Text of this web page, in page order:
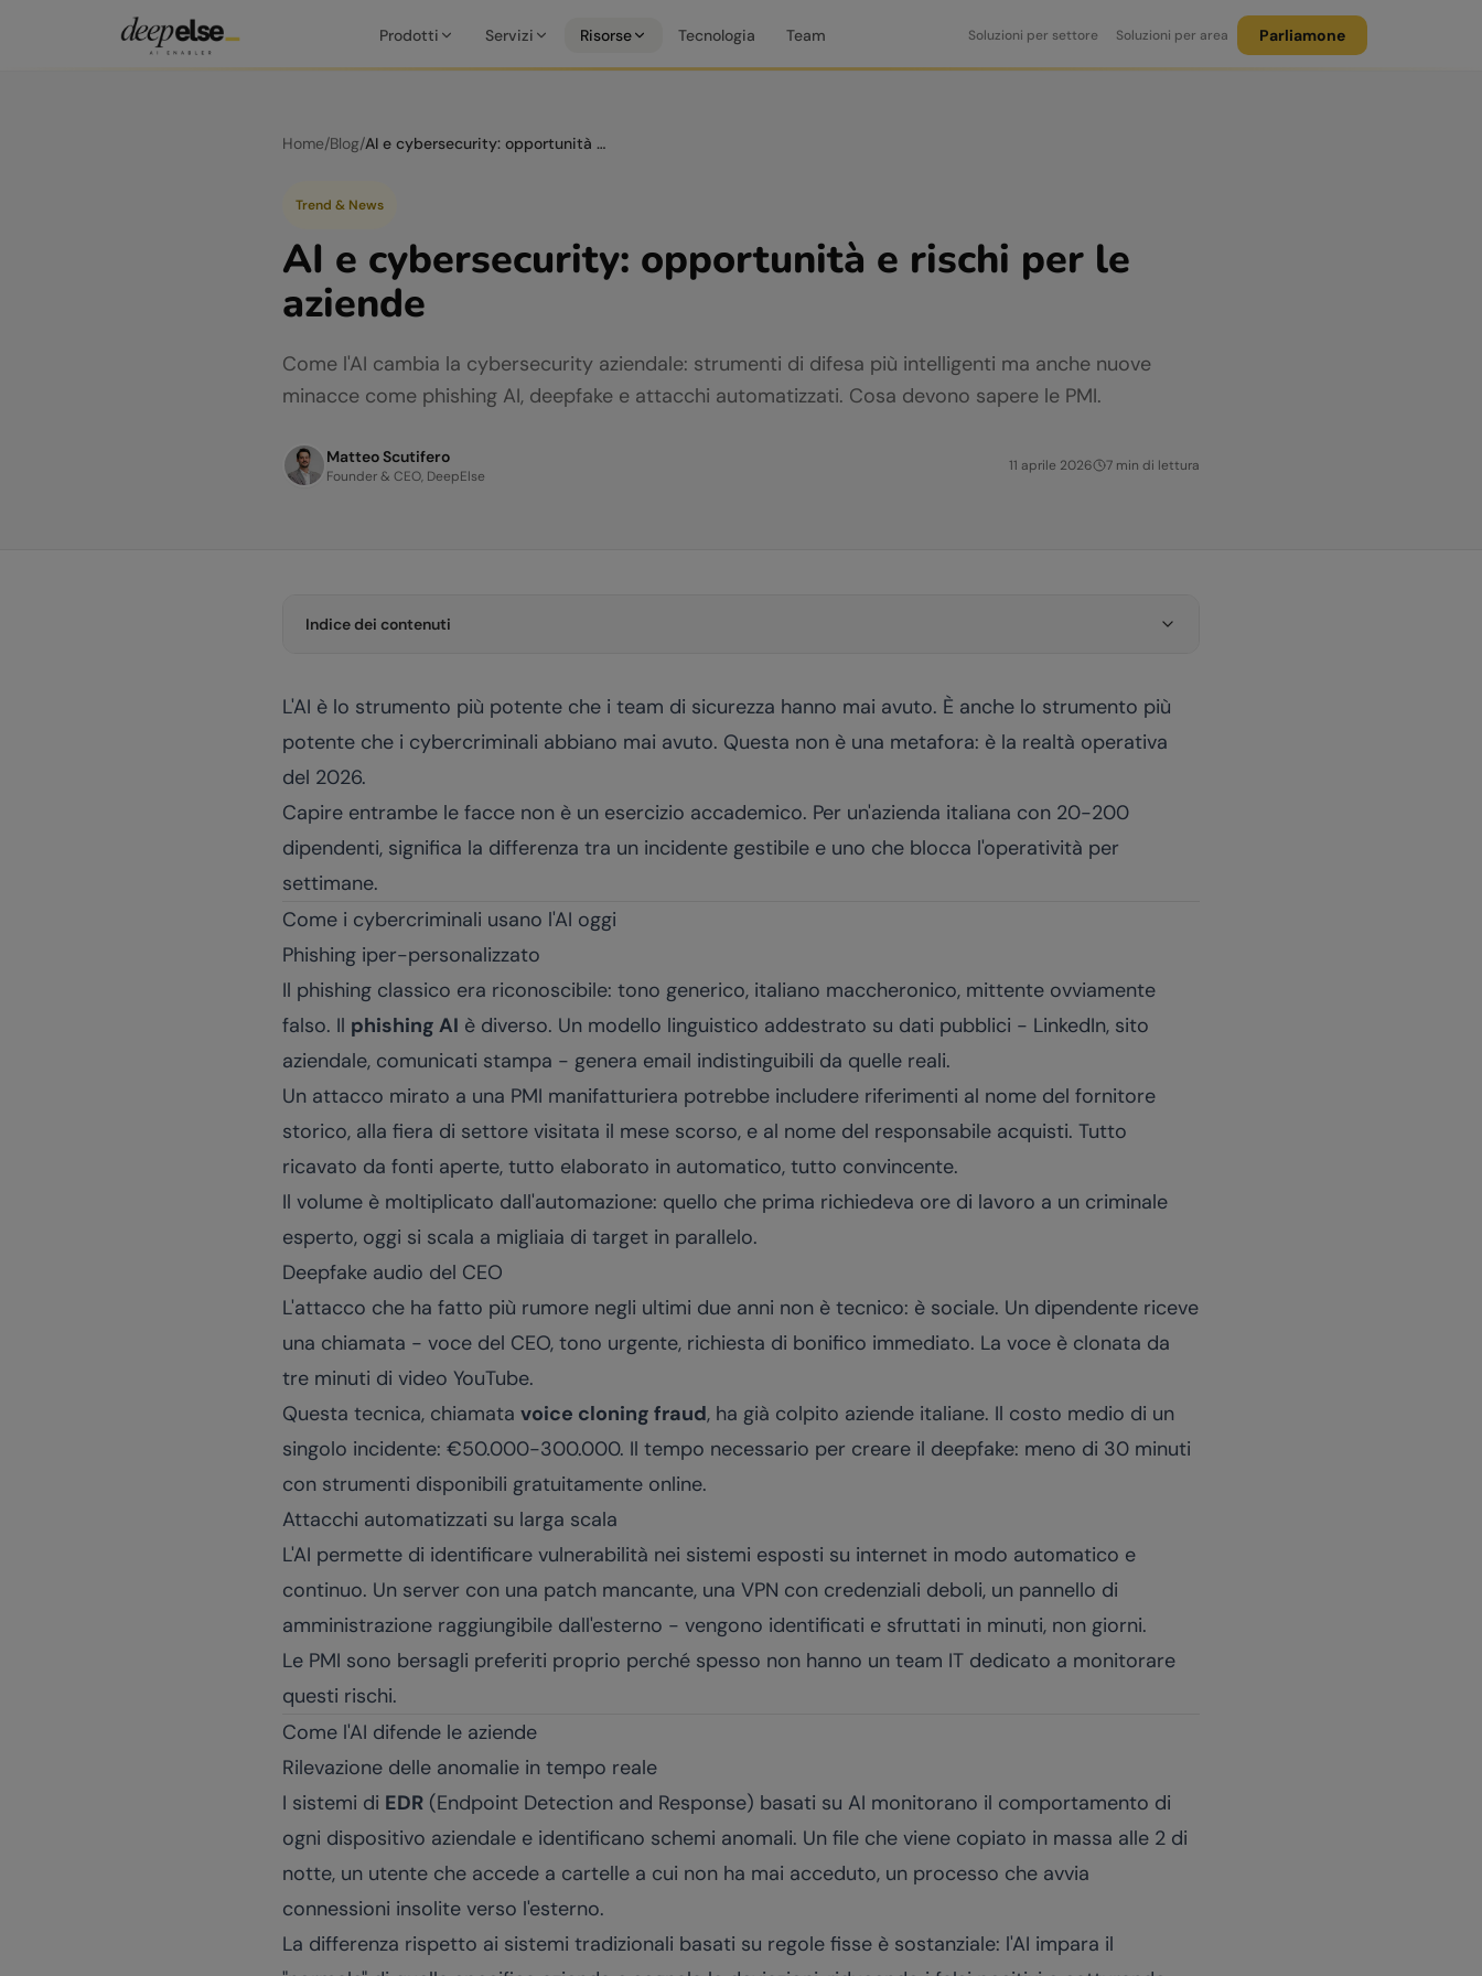
Prodotti Servizi Risorse Tecnologia Team Soluzioni per settore Soluzioni per area Parliamone
Home/Blog/ AI e cybersecurity: opportunità e rischi per le aziende
Trend & News
AI e cybersecurity: opportunità e rischi per le
aziende
Come l'AI cambia la cybersecurity aziendale: strumenti di difesa più intelligenti ma anche nuove
minacce come phishing AI, deepfake e attacchi automatizzati. Cosa devono sapere le PMI.
Matteo Scutifero
Founder & CEO, DeepElse
11 aprile 2026 7 min di lettura
Indice dei contenuti
L'AI è lo strumento più potente che i team di sicurezza hanno mai avuto. È anche lo strumento più
potente che i cybercriminali abbiano mai avuto. Questa non è una metafora: è la realtà operativa
del 2026.
Capire entrambe le facce non è un esercizio accademico. Per un'azienda italiana con 20-200
dipendenti, significa la differenza tra un incidente gestibile e uno che blocca l'operatività per
settimane.
Come i cybercriminali usano l'AI oggi
Phishing iper-personalizzato
Il phishing classico era riconoscibile: tono generico, italiano maccheronico, mittente ovviamente
falso. Il phishing AI è diverso. Un modello linguistico addestrato su dati pubblici - LinkedIn, sito
aziendale, comunicati stampa - genera email indistinguibili da quelle reali.
Un attacco mirato a una PMI manifatturiera potrebbe includere riferimenti al nome del fornitore
storico, alla fiera di settore visitata il mese scorso, e al nome del responsabile acquisti. Tutto
ricavato da fonti aperte, tutto elaborato in automatico, tutto convincente.
Il volume è moltiplicato dall'automazione: quello che prima richiedeva ore di lavoro a un criminale
esperto, oggi si scala a migliaia di target in parallelo.
Deepfake audio del CEO
L'attacco che ha fatto più rumore negli ultimi due anni non è tecnico: è sociale. Un dipendente riceve
una chiamata - voce del CEO, tono urgente, richiesta di bonifico immediato. La voce è clonata da
tre minuti di video YouTube.
Questa tecnica, chiamata voice cloning fraud, ha già colpito aziende italiane. Il costo medio di un
singolo incidente: €50.000-300.000. Il tempo necessario per creare il deepfake: meno di 30 minuti
con strumenti disponibili gratuitamente online.
Attacchi automatizzati su larga scala
L'AI permette di identificare vulnerabilità nei sistemi esposti su internet in modo automatico e
continuo. Un server con una patch mancante, una VPN con credenziali deboli, un pannello di
amministrazione raggiungibile dall'esterno - vengono identificati e sfruttati in minuti, non giorni.
Le PMI sono bersagli preferiti proprio perché spesso non hanno un team IT dedicato a monitorare
questi rischi.
Come l'AI difende le aziende
Rilevazione delle anomalie in tempo reale
I sistemi di EDR (Endpoint Detection and Response) basati su AI monitorano il comportamento di
ogni dispositivo aziendale e identificano schemi anomali. Un file che viene copiato in massa alle 2 di
notte, un utente che accede a cartelle a cui non ha mai acceduto, un processo che avvia
connessioni insolite verso l'esterno.
La differenza rispetto ai sistemi tradizionali basati su regole fisse è sostanziale: l'AI impara il